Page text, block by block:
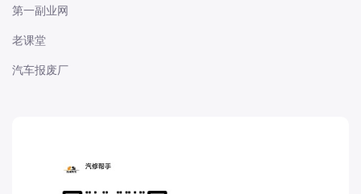
丰田-海外丰田
方程豹
第一副业网
老课堂
汽车报废厂